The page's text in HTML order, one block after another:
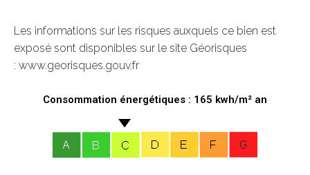
Les informations sur les risques auxquels ce bien est
exposé sont disponibles sur le site Géorisques
: www.georisques.gouv.fr
Consommation énergétiques : 165 kwh/m² an